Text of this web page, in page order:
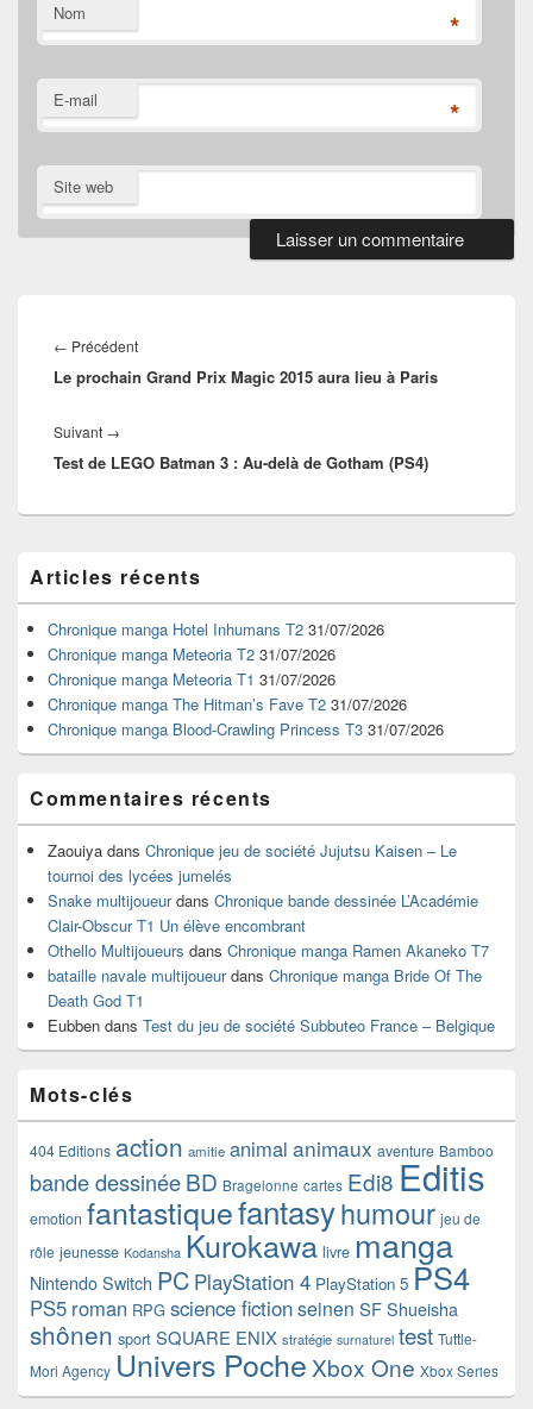
Nom *
E-mail *
Site web
de
l’article
← PrécédentArticle
précédent :
Le prochain Grand Prix Magic 2015 aura lieu à Paris
Suivant →
suivant :
Test de LEGO Batman 3 : Au-delà de Gotham (PS4)
principale
de
widget
pour
barre
latérale
Articles récents
Chronique manga Hotel Inhumans T2 31/07/2026
Chronique manga Meteoria T2 31/07/2026
Chronique manga Meteoria T1 31/07/2026
Chronique manga The Hitman’s Fave T2 31/07/2026
Chronique manga Blood-Crawling Princess T3 31/07/2026
Commentaires récents
Zaouiya dans Chronique jeu de société Jujutsu Kaisen – Le
tournoi des lycées jumelés
Snake multijoueurdans Chronique bande dessinée L’Académie
Clair-Obscur T1 Un élève encombrant
Othello Multijoueurs dans Chronique manga Ramen Akaneko T7
bataille navale multijoueurdans Chronique manga Bride Of The
Death God T1
Eubben dans Test du jeu de société Subbuteo France – Belgique
Mots-clés
404 Editions action amitie animal animaux aventure Bamboo
bande dessinéeBD Bragelonne cartes Edi8 Editis
emotion fantastiquefantasyhumour jeu de
rôle jeunesse Kodansha Kurokawa livre manga
Nintendo Switch PC PlayStation 4 PlayStation 5 PS4
PS5 roman RPG science fictionseinen SF Shueisha
shônen sport SQUARE ENIX stratégie surnaturel test Tuttle-
Mori Agency Univers PocheXbox One Xbox Series